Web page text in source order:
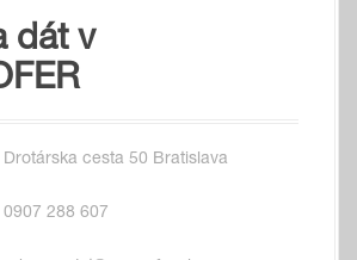
dát v
Drotárska cesta 50 Bratislava
0907 288 607